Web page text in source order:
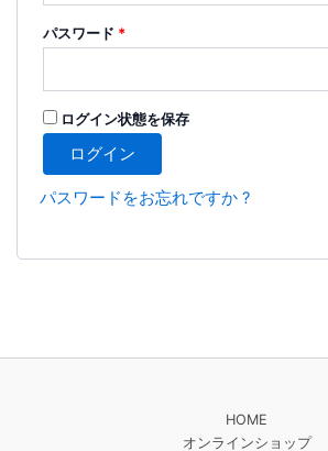
パスワード *
ログイン状態を保存
ログイン
パスワードをお忘れですか ?
HOME
オンラインショップ